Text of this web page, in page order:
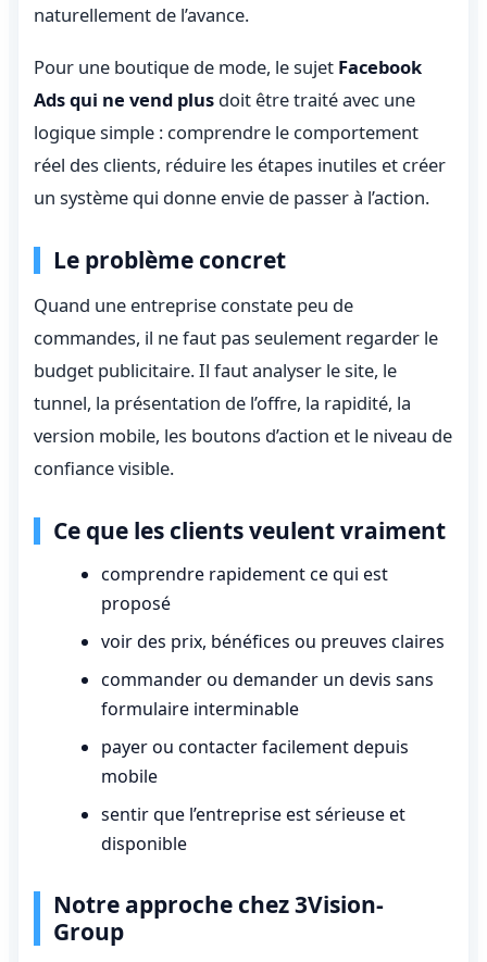
naturellement de l’avance.
Pour une boutique de mode, le sujet Facebook
Ads qui ne vend plus doit être traité avec une
logique simple : comprendre le comportement
réel des clients, réduire les étapes inutiles et créer
un système qui donne envie de passer à l’action.
Le problème concret
Quand une entreprise constate peu de
commandes, il ne faut pas seulement regarder le
budget publicitaire. Il faut analyser le site, le
tunnel, la présentation de l’offre, la rapidité, la
version mobile, les boutons d’action et le niveau de
confiance visible.
Ce que les clients veulent vraiment
comprendre rapidement ce qui est
proposé
voir des prix, bénéfices ou preuves claires
commander ou demander un devis sans
formulaire interminable
payer ou contacter facilement depuis
mobile
sentir que l’entreprise est sérieuse et
disponible
Notre approche chez 3Vision-
Group